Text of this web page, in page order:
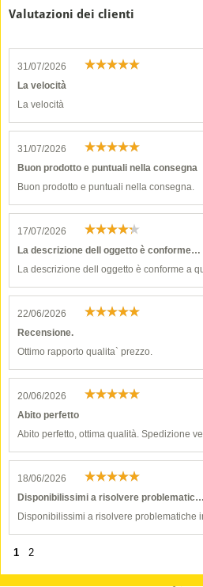
Valutazioni dei clienti
31/07/2026
La velocità
La velocità
31/07/2026
Buon prodotto e puntuali nella consegna
Buon prodotto e puntuali nella consegna.
17/07/2026
La descrizione dell oggetto è conforme…
La descrizione dell oggetto è conforme a
22/06/2026
Recensione.
Ottimo rapporto qualita` prezzo.
20/06/2026
Abito perfetto
Abito perfetto, ottima qualità. Spedizione
18/06/2026
Disponibilissimi a risolvere problematic…
Disponibilissimi a risolvere problematiche
1 2